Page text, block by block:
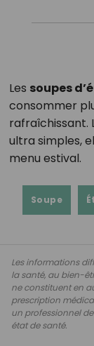
Les soupes
consommer
rafraîchissant.
ultra simples,
menu estival.
Soupe
Les informations
la santé, au bien-
ne constituent en
prescription
un professionnel
état de santé.